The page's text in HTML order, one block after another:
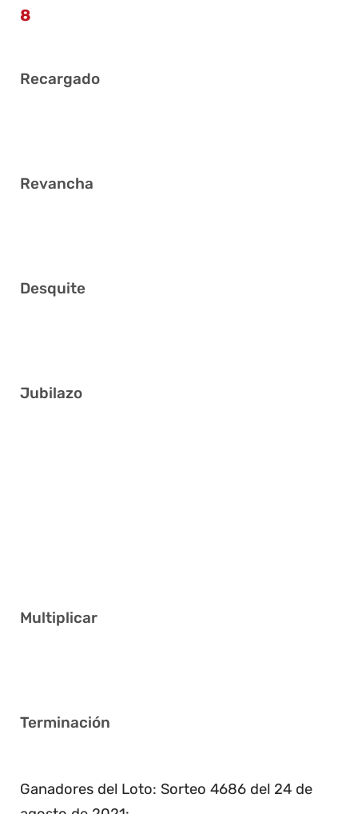
8
Recargado
Revancha
Desquite
Jubilazo
Multiplicar
Terminación
Ganadores del Loto: Sorteo 4686 del 24 de